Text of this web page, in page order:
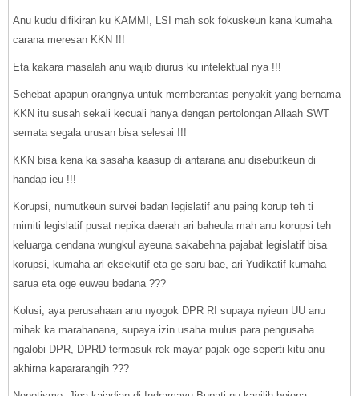
Anu kudu difikiran ku KAMMI, LSI mah sok fokuskeun kana kumaha
carana meresan KKN !!!
Eta kakara masalah anu wajib diurus ku intelektual nya !!!
Sehebat apapun orangnya untuk memberantas penyakit yang bernama
KKN itu susah sekali kecuali hanya dengan pertolongan Allaah SWT
semata segala urusan bisa selesai !!!
KKN bisa kena ka sasaha kaasup di antarana anu disebutkeun di
handap ieu !!!
Korupsi, numutkeun survei badan legislatif anu paing korup teh ti
mimiti legislatif pusat nepika daerah ari baheula mah anu korupsi teh
keluarga cendana wungkul ayeuna sakabehna pajabat legislatif bisa
korupsi, kumaha ari eksekutif eta ge saru bae, ari Yudikatif kumaha
sarua eta oge euweu bedana ???
Kolusi, aya perusahaan anu nyogok DPR RI supaya nyieun UU anu
mihak ka marahanana, supaya izin usaha mulus para pengusaha
ngalobi DPR, DPRD termasuk rek mayar pajak oge seperti kitu anu
akhirna kapararangih ???